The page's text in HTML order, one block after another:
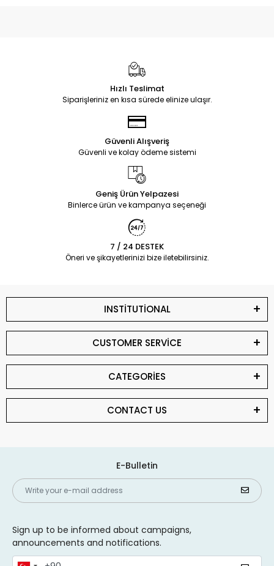
Hızlı Teslimat
Siparişleriniz en kısa sürede elinize ulaşır.
Güvenli Alışveriş
Güvenli ve kolay ödeme sistemi
Geniş Ürün Yelpazesi
Binlerce ürün ve kampanya seçeneği
7 / 24 DESTEK
Öneri ve şikayetlerinizi bize iletebilirsiniz.
INSTİTUTİONAL
CUSTOMER SERVİCE
CATEGORİES
CONTACT US
E-Bulletin
Sign up to be informed about campaigns,
announcements and notifications.